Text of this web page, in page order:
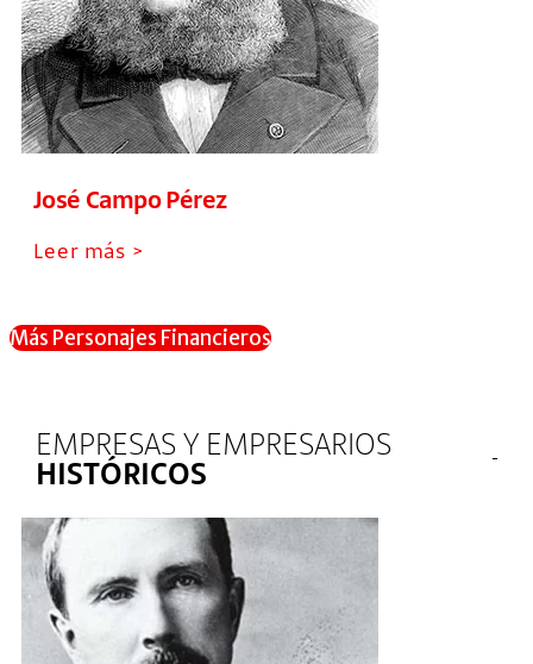
José Campo Pérez
Leer más >
Más Personajes Financieros
EMPRESAS Y EMPRESARIOS
HISTÓRICOS